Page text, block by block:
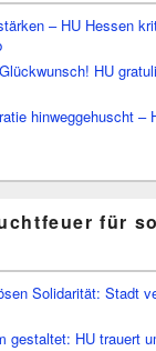
– HU Hessen
HU
hinweggehuscht –
für
Solidarität: Stadt
gestaltet: HU trauert